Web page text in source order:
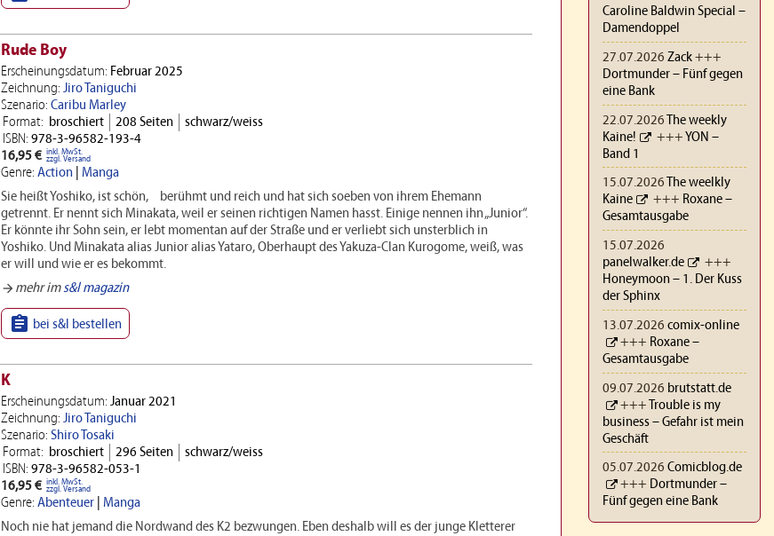
Rude Boy
Erscheinungsdatum: Februar 2025
Zeichnung: Jiro Taniguchi
Szenario: Caribu Marley
Format: broschiert 208 Seiten
schwarz/weiss
ISBN: 978-3-96582-193-4
16,95 € inkl. MwSt.
zzgl. Versand
Genre: Action
Manga
Sie heißt Yoshiko, ist schön, berühmt und reich und hat sich soeben von ihrem Ehemann
getrennt. Er nennt sich Minakata, weil er seinen richtigen Namen hasst. Einige nennen ihn „Junior“.
Er könnte ihr Sohn sein, er lebt momentan auf der Straße und er verliebt sich unsterblich in
Yoshiko. Und Minakata alias Junior alias Yataro, Oberhaupt des Yakuza-Clan Kurogome, weiß, was
er will und wie er es bekommt.
arrow_forward mehr ims&l magazin
 bei s&l bestellen
K
Erscheinungsdatum: Januar 2021
Zeichnung: Jiro Taniguchi
Szenario: Shiro Tosaki
Format: broschiert 296 Seiten
schwarz/weiss
ISBN: 978-3-96582-053-1
16,95 € inkl. MwSt.
zzgl. Versand
Genre: Abenteuer
Manga
Noch nie hat jemand die Nordwand des K2 bezwungen. Eben deshalb will es der junge Kletterer
Caroline Baldwin Special –
Damendoppel
27.07.2026 Zack+++
Dortmunder – Fünf gegen
eine Bank
22.07.2026The weekly
Kaine!
+++YON –
Band 1
15.07.2026 The weelkly
Kaine
+++ Roxane –
Gesamtausgabe
15.07.2026
panelwalker.de
+++
Honeymoon – 1. Der Kuss
der Sphinx
13.07.2026 comix-online
+++ Roxane –
Gesamtausgabe
09.07.2026 brutstatt.de
+++
Trouble is my
business – Gefahr ist mein
Geschäft
05.07.2026 Comicblog.de
+++ Dortmunder –
Fünf gegen eine Bank